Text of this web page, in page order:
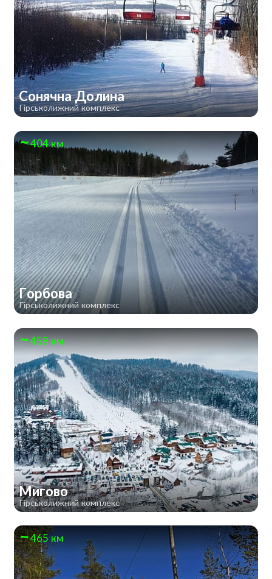
Сонячна Долина
Гірськолижний комплекс
404 км
Горбова
Гірськолижний комплекс
458 км
Мигово
Гірськолижний комплекс
465 км